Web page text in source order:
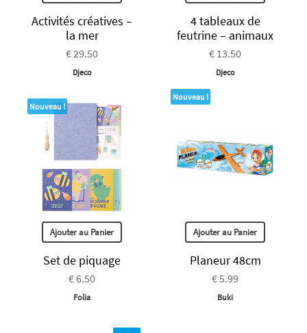
Activités créatives –
la mer
€ 29.50
Djeco
4 tableaux de
feutrine – animaux
€ 13.50
Djeco
Nouveau !
Ajouter au Panier
Set de piquage
€ 6.50
Folia
Nouveau !
Ajouter au Panier
Planeur 48cm
€ 5.99
Buki